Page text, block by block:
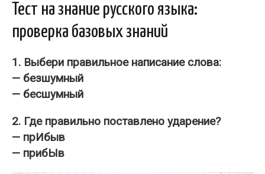
Тест на знание русского языка:
проверка базовых знаний
1. Выбери правильное написание слова:
— безшумный
— бесшумный
2. Где правильно поставлено ударение?
— прИбыв
— прибЫв